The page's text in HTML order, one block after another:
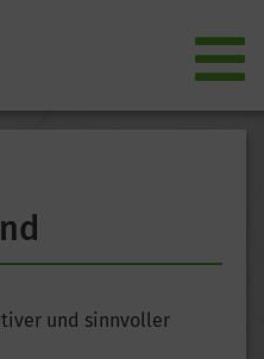
und sinnvoller